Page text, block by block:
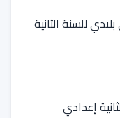
للسنة الثانية
إعدادي